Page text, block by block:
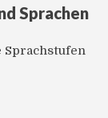
Sprachen